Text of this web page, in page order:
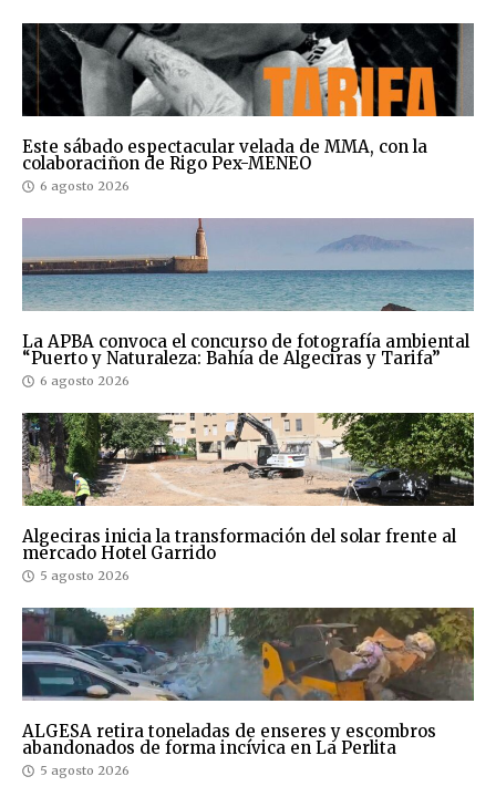
Este sábado espectacular velada de MMA, con la
colaboraciñon de Rigo Pex-MENEO
6 agosto 2026
La APBA convoca el concurso de fotografía ambiental
“Puerto y Naturaleza: Bahía de Algeciras y Tarifa”
6 agosto 2026
Algeciras inicia la transformación del solar frente al
mercado Hotel Garrido
5 agosto 2026
ALGESA retira toneladas de enseres y escombros
abandonados de forma incívica en La Perlita
5 agosto 2026